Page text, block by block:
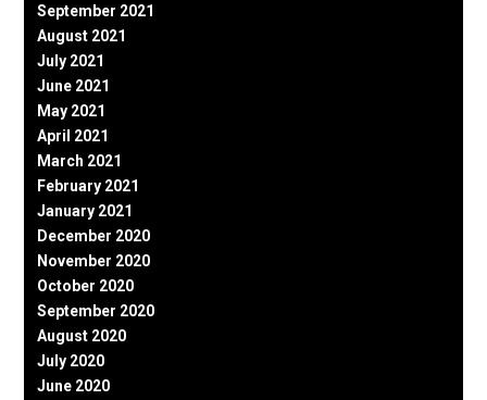
September 2021
August 2021
July 2021
June 2021
May 2021
April 2021
March 2021
February 2021
January 2021
December 2020
November 2020
October 2020
September 2020
August 2020
July 2020
June 2020